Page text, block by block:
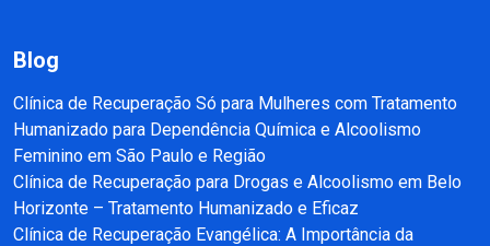
Blog
Clínica de Recuperação Só para Mulheres com Tratamento
Humanizado para Dependência Química e Alcoolismo
Feminino em São Paulo e Região
Clínica de Recuperação para Drogas e Alcoolismo em Belo
Horizonte – Tratamento Humanizado e Eficaz
Clínica de Recuperação Evangélica: A Importância da